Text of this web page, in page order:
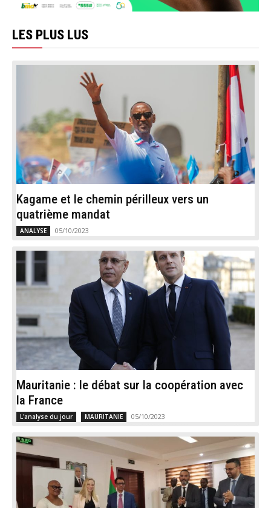
LES PLUS LUS
Kagame et le chemin périlleux vers un
quatrième mandat
ANALYSE 05/10/2023
Mauritanie : le débat sur la coopération avec
la France
L'analyse du jour MAURITANIE 05/10/2023